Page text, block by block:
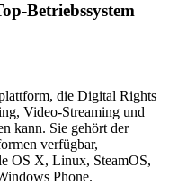
Betriebssystem
die Digital Rights
Video-Streaming und
kann. Sie gehört der
verfügbar,
OS X, Linux, SteamOS,
Phone.